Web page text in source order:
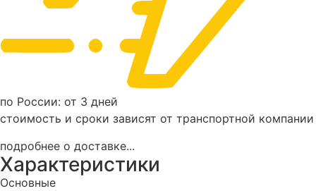
по России: от 3 дней
стоимость и сроки зависят от транспортной компании
подробнее о доставке...
Характеристики
Основные